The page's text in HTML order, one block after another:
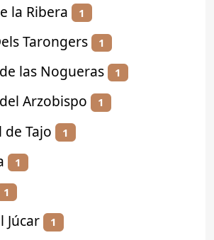
la Ribera 1
Tarongers 1
las Nogueras 1
Arzobispo 1
Tajo 1
1
1
Júcar 1